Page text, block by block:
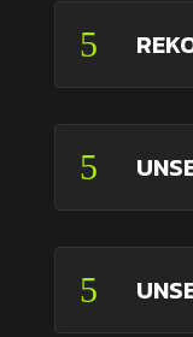
5
5
5